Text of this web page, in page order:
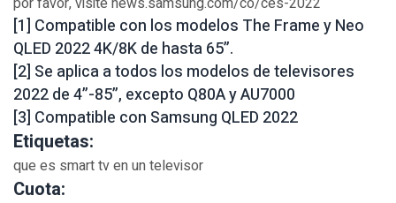
[1] Compatible con los modelos The Frame y Neo
QLED 2022 4K/8K de hasta 65”.
[2] Se aplica a todos los modelos de televisores
2022 de 4”-85”, excepto Q80A y AU7000
[3] Compatible con Samsung QLED 2022
Etiquetas:
que es smart tv en un televisor
Cuota: